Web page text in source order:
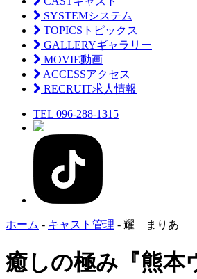
SYSTEMシステム
TOPICS トピックス
GALLERYギャラリー
MOVIE動画
ACCESSアクセス
RECRUIT求人情報
TEL 096-288-1315
ホーム - キャスト管理 - 耀 まりあ
癒しの極み『熊本